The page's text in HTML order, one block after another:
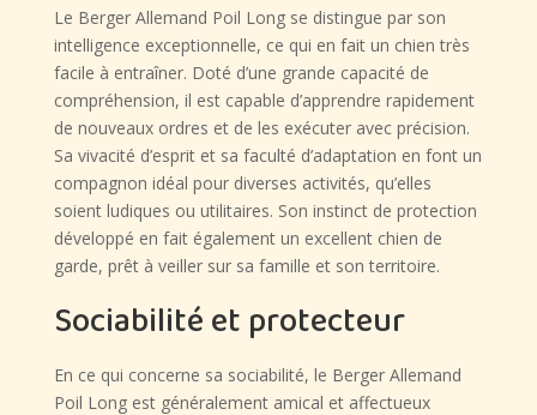
Le Berger Allemand Poil Long se distingue par son
intelligence exceptionnelle, ce qui en fait un chien très
facile à entraîner. Doté d’une grande capacité de
compréhension, il est capable d’apprendre rapidement
de nouveaux ordres et de les exécuter avec précision.
Sa vivacité d’esprit et sa faculté d’adaptation en font un
compagnon idéal pour diverses activités, qu’elles
soient ludiques ou utilitaires. Son instinct de protection
développé en fait également un excellent chien de
garde, prêt à veiller sur sa famille et son territoire.
Sociabilité et protecteur
En ce qui concerne sa sociabilité, le Berger Allemand
Poil Long est généralement amical et affectueux